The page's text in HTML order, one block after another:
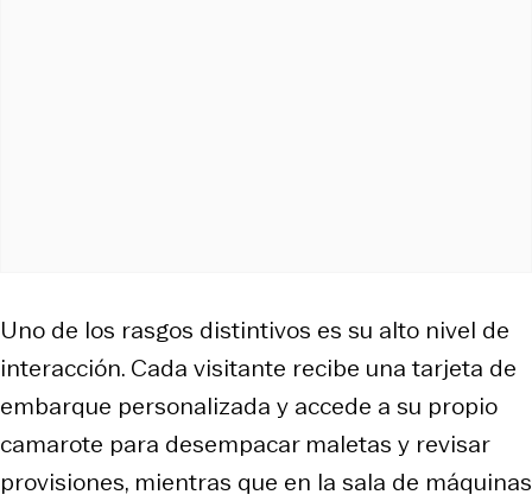
Uno de los rasgos distintivos es su alto nivel de
interacción. Cada visitante recibe una tarjeta de
embarque personalizada y accede a su propio
camarote para desempacar maletas y revisar
provisiones, mientras que en la sala de máquinas